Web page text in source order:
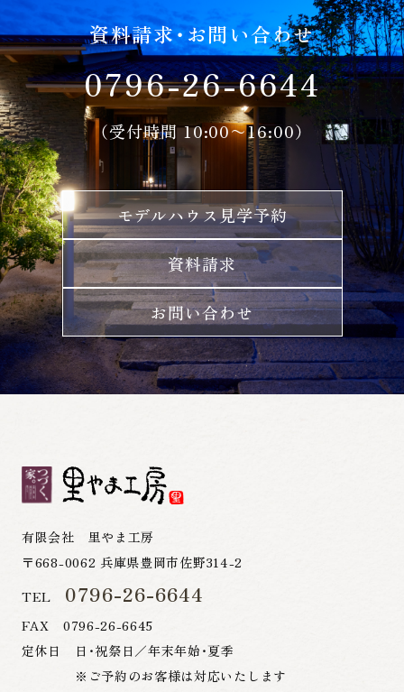
資料請求・お問い合わせ
0796-26-6644
（受付時間 10:00〜16:00）
モデルハウス見学予約
資料請求
お問い合わせ
有限会社 里やま工房
〒668-0062 兵庫県豊岡市佐野314-2
TEL 0796-26-6644
FAX 0796-26-6645
定休日 日・祝祭日／年末年始・夏季
※ご予約のお客様は対応いたします